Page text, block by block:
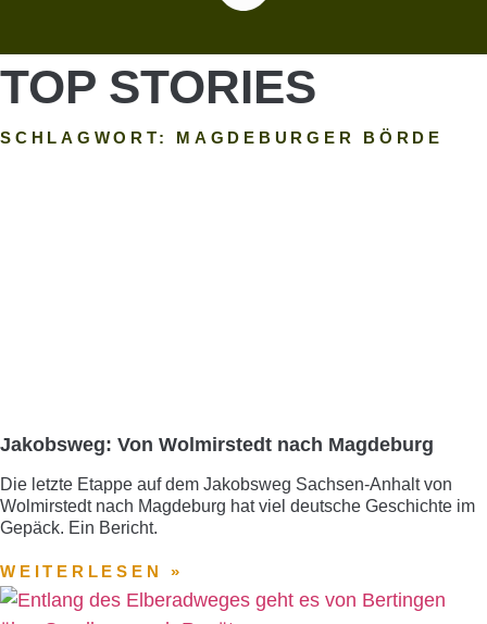
TOP STORIES
SCHLAGWORT: MAGDEBURGER BÖRDE
Jakobsweg: Von Wolmirstedt nach Magdeburg
Die letzte Etappe auf dem Jakobsweg Sachsen-Anhalt von
Wolmirstedt nach Magdeburg hat viel deutsche Geschichte im
Gepäck. Ein Bericht.
WEITERLESEN »